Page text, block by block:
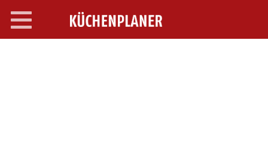
Toggle
navigation